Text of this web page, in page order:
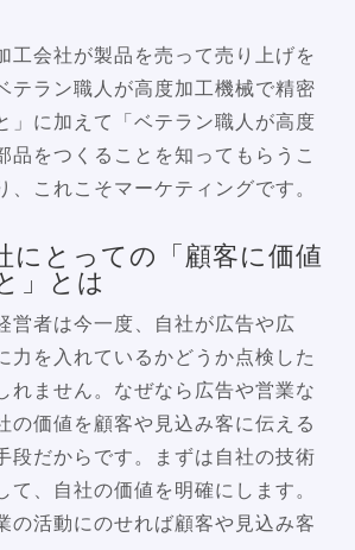
工会社が製品を売って売り上げを
テラン職人が高度加工機械で精密
」に加えて「ベテラン職人が高度
品をつくることを知ってもらうこ
、これこそマーケティングです。
にとっての「顧客に価値
」とは
営者は今一度、自社が広告や広
力を入れているかどうか点検した
れません。なぜなら広告や営業な
の価値を顧客や見込み客に伝える
段だからです。まずは自社の技術
て、自社の価値を明確にします。
の活動にのせれば顧客や見込み客